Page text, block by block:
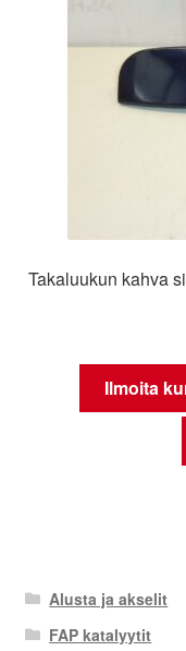
Takaluukun kahva
Ilmoita
Alusta ja akselit
FAP katalyytit